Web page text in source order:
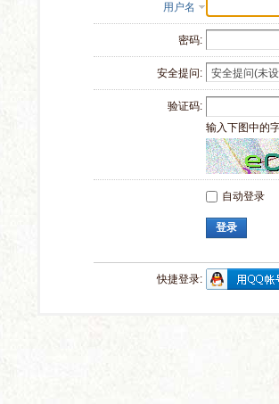
用户名
密码:
安全提问:
验证码:
输入下图中的
自动登录
登录
快捷登录: